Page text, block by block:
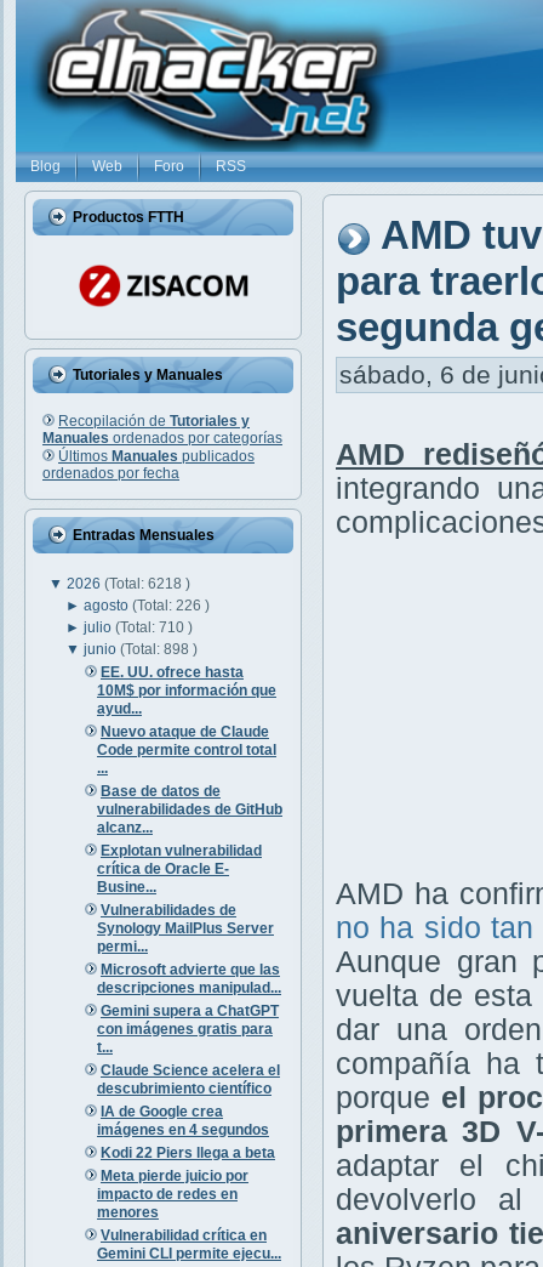
Blog Web Foro RSS
Productos FTTH
Tutoriales y Manuales
Recopilación de Tutoriales y
Manuales ordenados por categorías
Últimos Manuales publicados
ordenados por fecha
Entradas Mensuales
▼ 2026 (Total: 6218 )
►agosto(Total: 226 )
►julio(Total: 710 )
▼junio(Total: 898 )
EE. UU. ofrece hasta
10M$ por información que
ayud...
Nuevo ataque de Claude
Code permite control total
...
Base de datos de
vulnerabilidades de GitHub
alcanz...
Explotan vulnerabilidad
crítica de Oracle E-
Busine...
Vulnerabilidades de
Synology MailPlus Server
permi...
Microsoft advierte que las
descripciones manipulad...
Gemini supera a ChatGPT
con imágenes gratis para
t...
Claude Science acelera el
descubrimiento científico
IA de Google crea
imágenes en 4 segundos
Kodi 22 Piers llega a beta
Meta pierde juicio por
impacto de redes en
menores
Vulnerabilidad crítica en
Gemini CLI permite ejecu...
AMD
para
segunda
sábado, 6 de
AMD
integrando
AMD ha
no ha sido
Aunque gran
vuelta de
dar una
compañía ha
porque el
primera 3D
adaptar el
devolverlo
aniversario